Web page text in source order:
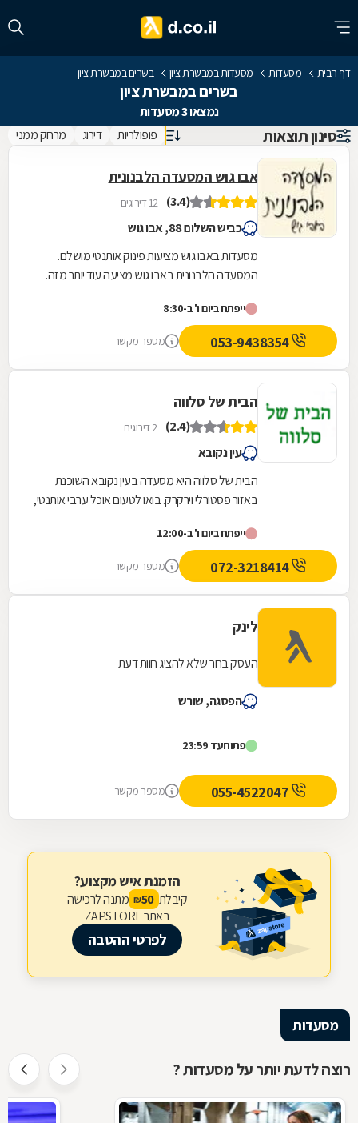
דף הבית מסעדות מסעדות במבשרת ציון בשרים במבשרת ציון
בשרים במבשרת ציון
נמצאו 3 מסעדות
סינון תוצאות פופולריות דירוג מרחק ממני
אבו גוש המסעדה הלבנונית
(3.4) 12 דירוגים
כביש השלום 88, אבו גוש
מסעדות באבו גוש מציעות פינוק אותנטי מושלם.
המסעדה הלבנונית באבו גוש מציעה עוד יותר מזה.
ומפנקת...
ייפתח ביום ו' ב-8:30
053-9438354 מספר מקשר
הבית של סלווה
(2.4) 2 דירוגים
עין נקובא
הבית של סלווה היא מסעדה בעין נקובא השוכנת
באזור פסטורלי וירקרק. בואו לטעום אוכל ערבי אותנטי,
סלטים...
ייפתח ביום ו' ב-12:00
072-3218414 מספר מקשר
לינק
העסק בחר שלא להציג חוות דעת
הפסגה, שורש
פתוחעד 23:59
מספר מקשר
הזמנת איש מקצוע?
קיבלת 50
₪ מתנה לרכישה
באתר ZAPSTORE
לפרטי ההטבה
מסעדות
רוצה לדעת יותר על מסעדות ?